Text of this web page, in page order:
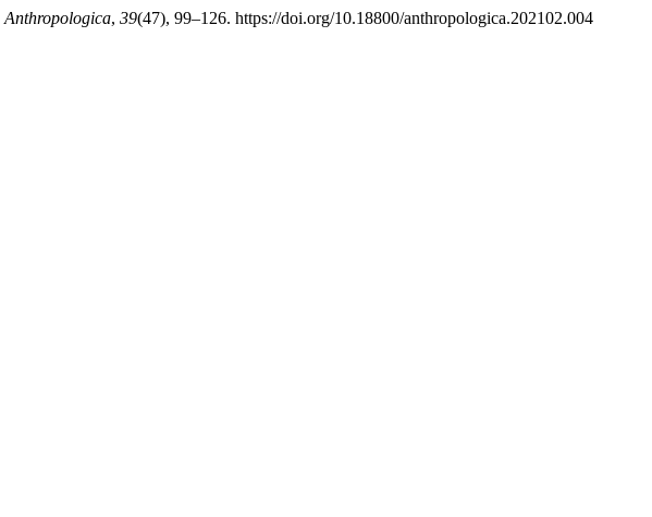
Anthropologica, 39(47), 99–126. https://doi.org/10.18800/anthropologica.202102.004